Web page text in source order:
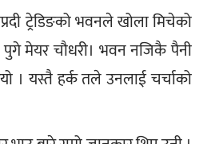
ट्रेडिङको भवनले खोला मिचेको
पुगे मेयर चौधरी। भवन नजिकै पैनी
। यस्तै हर्क तले उनलाई चर्चाको